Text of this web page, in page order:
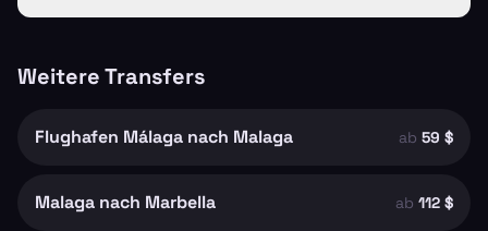
Weitere Transfers
Flughafen Málaga nach Malaga ab 59 $
Malaga nach Marbella ab 112 $